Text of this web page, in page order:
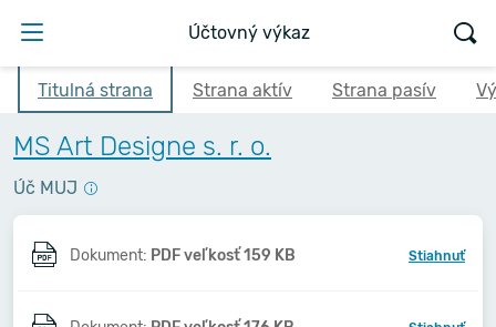
Účtovný výkaz
Titulná strana Strana aktív Strana pasív
MS Art Designe s. r. o.
Úč MUJ
Dokument: PDF veľkosť 159 KB Stiahnuť